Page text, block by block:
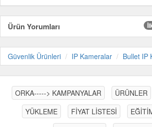
Ürün Yorumları
Güvenlik Ürünleri IP Kameralar Bullet IP
ORKA-----> KAMPANYALAR ÜRÜNLER
YÜKLEME
FİYAT LİSTESİ